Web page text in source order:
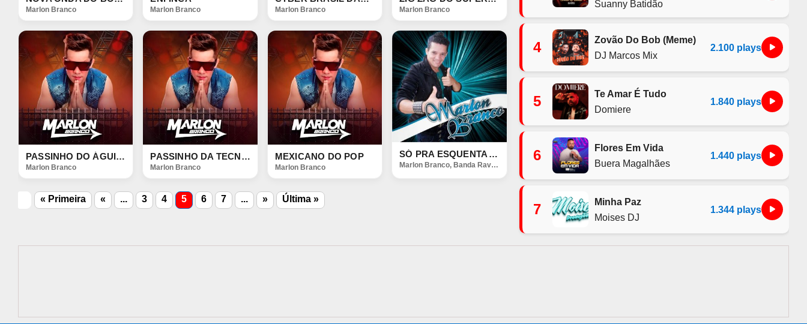
Marlon Branco Marlon Branco Marlon Branco Marlon Branco
PASSINHO DO ÁGUIA DOURADA
Marlon Branco
PASSINHO DA TECNO BATIDÃO
Marlon Branco
MEXICANO DO POP
Marlon Branco
SÓ PRA ESQUENTA A FAMÍLIA DJS ELISON E JUNINHO
Marlon Branco,Banda Ravelly
« Primeira « ... 3 4 5 6 7 ... » Última »
Suanny Batidão
4
Zovão Do Bob (Meme)
DJ Marcos Mix
2.100 plays
5
Te Amar É Tudo
Domiere
1.840 plays
6
Flores Em Vida
Buera Magalhães
1.440 plays
7
Minha Paz
Moises DJ
1.344 plays